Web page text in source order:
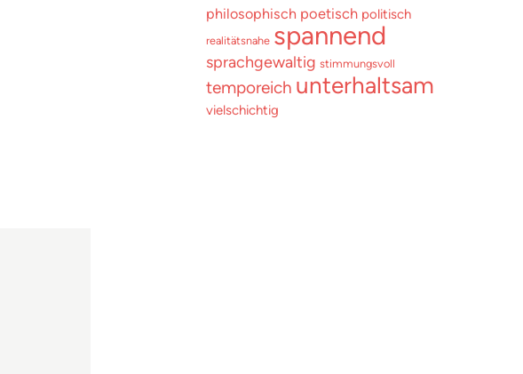
philosophisch poetisch politisch
realitätsnahe spannend
sprachgewaltig stimmungsvoll
temporeich unterhaltsam
vielschichtig